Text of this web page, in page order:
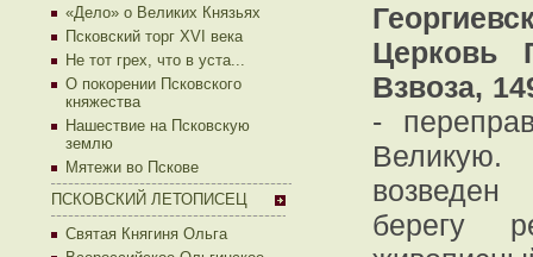
«Дело» о Великих Князьях
Псковский торг XVI века
Не тот грех, что в уста...
О покорении Псковского
княжества
Нашествие на Псковскую
землю
Мятежи во Пскове
ПСКОВСКИЙ ЛЕТОПИСЕЦ
Святая Княгиня Ольга
Церковь
Взвоза,
-
берегу